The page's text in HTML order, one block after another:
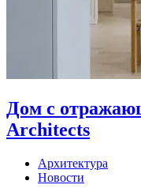
Дом с
Architects
Архитектура
Новости